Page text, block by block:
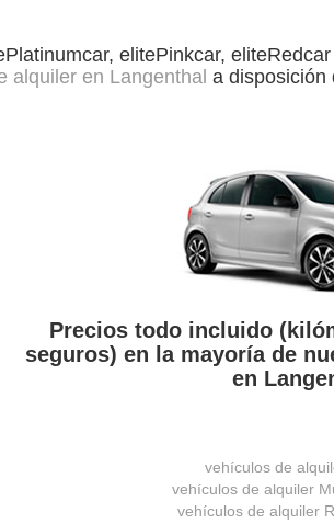
elitePinkcar,
alquiler en Langenthal a disposición
Precios todo incluido
seguros) en la mayoría de
en
vehículos de
vehículos de alquiler
vehículos de alquiler